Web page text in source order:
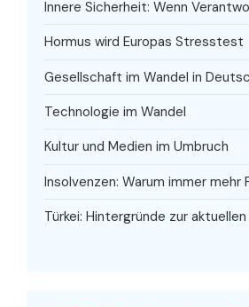
Innere Sicherheit: Wenn
Hormus wird Europas Stresstest
Gesellschaft im Wandel in
Technologie im Wandel
Kultur und Medien im Umbruch
Insolvenzen: Warum immer mehr
Türkei: Hintergründe zur